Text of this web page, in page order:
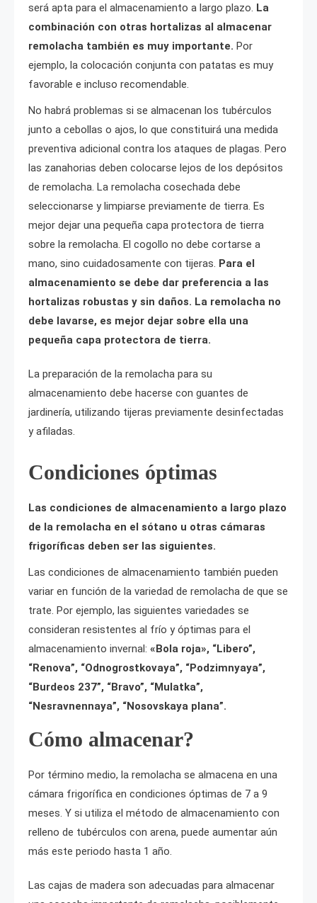
será apta para el almacenamiento a largo plazo. La
combinación con otras hortalizas al almacenar
remolacha también es muy importante. Por
ejemplo, la colocación conjunta con patatas es muy
favorable e incluso recomendable.
No habrá problemas si se almacenan los tubérculos
junto a cebollas o ajos, lo que constituirá una medida
preventiva adicional contra los ataques de plagas. Pero
las zanahorias deben colocarse lejos de los depósitos
de remolacha. La remolacha cosechada debe
seleccionarse y limpiarse previamente de tierra. Es
mejor dejar una pequeña capa protectora de tierra
sobre la remolacha. El cogollo no debe cortarse a
mano, sino cuidadosamente con tijeras. Para el
almacenamiento se debe dar preferencia a las
hortalizas robustas y sin daños. La remolacha no
debe lavarse, es mejor dejar sobre ella una
pequeña capa protectora de tierra.
La preparación de la remolacha para su
almacenamiento debe hacerse con guantes de
jardinería, utilizando tijeras previamente desinfectadas
y afiladas.
Condiciones óptimas
Las condiciones de almacenamiento a largo plazo
de la remolacha en el sótano u otras cámaras
frigoríficas deben ser las siguientes.
Las condiciones de almacenamiento también pueden
variar en función de la variedad de remolacha de que se
trate. Por ejemplo, las siguientes variedades se
consideran resistentes al frío y óptimas para el
almacenamiento invernal: «Bola roja», “Libero”,
“Renova”, “Odnogrostkovaya”, “Podzimnyaya”,
“Burdeos 237”, “Bravo”, “Mulatka”,
“Nesravnennaya”, “Nosovskaya plana”.
Cómo almacenar?
Por término medio, la remolacha se almacena en una
cámara frigorífica en condiciones óptimas de 7 a 9
meses. Y si utiliza el método de almacenamiento con
relleno de tubérculos con arena, puede aumentar aún
más este periodo hasta 1 año.
Las cajas de madera son adecuadas para almacenar